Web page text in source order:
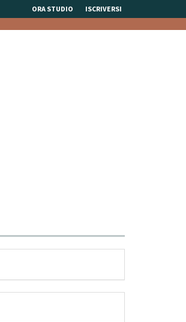
ORA STUDIO ISCRIVERSI